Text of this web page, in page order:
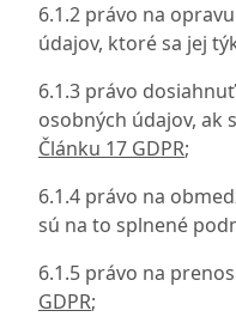
6.1.2 právo na
údajov, ktoré sa jej
6.1.3 právo
osobných údajov, ak
Článku 17 GDPR;
6.1.4 právo na
sú na to splnené
6.1.5 právo na
GDPR;